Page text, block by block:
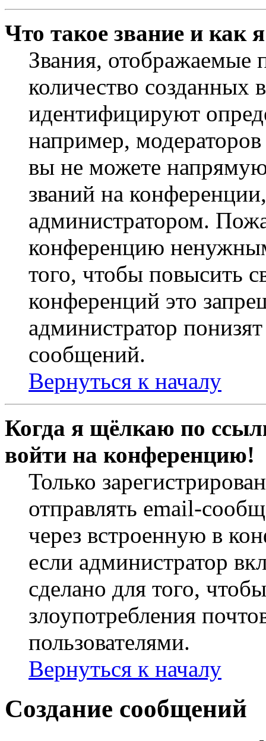
Что такое звание и как
Звания,
количество
идентифицируют
например,
вы не можете
званий на
администратором.
конференцию
того, чтобы повысить
конференций это
администратор
сообщений.
Вернуться к началу
Когда я щёлкаю по
войти на конференцию!
Только
отправлять email-
через встроенную в
если администратор
сделано для того,
злоупотребления
пользователями.
Вернуться к началу
Создание сообщений